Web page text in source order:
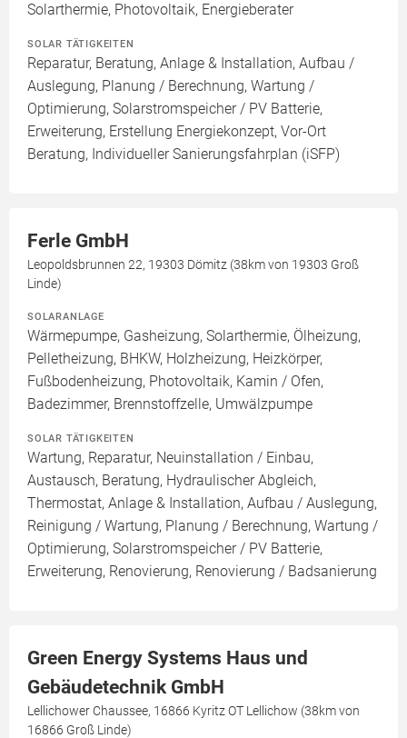
Solarthermie, Photovoltaik, Energieberater
SOLAR TÄTIGKEITEN
Reparatur, Beratung, Anlage & Installation, Aufbau /
Auslegung, Planung / Berechnung, Wartung /
Optimierung, Solarstromspeicher / PV Batterie,
Erweiterung, Erstellung Energiekonzept, Vor-Ort
Beratung, Individueller Sanierungsfahrplan (iSFP)
Ferle GmbH
Leopoldsbrunnen 22, 19303 Dömitz (38km von 19303 Groß
Linde)
SOLARANLAGE
Wärmepumpe, Gasheizung, Solarthermie, Ölheizung,
Pelletheizung, BHKW, Holzheizung, Heizkörper,
Fußbodenheizung, Photovoltaik, Kamin / Ofen,
Badezimmer, Brennstoffzelle, Umwälzpumpe
SOLAR TÄTIGKEITEN
Wartung, Reparatur, Neuinstallation / Einbau,
Austausch, Beratung, Hydraulischer Abgleich,
Thermostat, Anlage & Installation, Aufbau / Auslegung,
Reinigung / Wartung, Planung / Berechnung, Wartung /
Optimierung, Solarstromspeicher / PV Batterie,
Erweiterung, Renovierung, Renovierung / Badsanierung
Green Energy Systems Haus und
Gebäudetechnik GmbH
Lellichower Chaussee, 16866 Kyritz OT Lellichow (38km von
16866 Groß Linde)